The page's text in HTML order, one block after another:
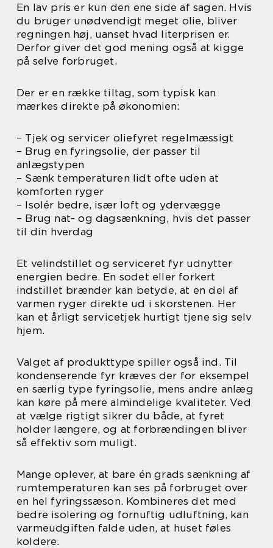
En lav pris er kun den ene side af sagen. Hvis
du bruger unødvendigt meget olie, bliver
regningen høj, uanset hvad literprisen er.
Derfor giver det god mening også at kigge
på selve forbruget.
Der er en række tiltag, som typisk kan
mærkes direkte på økonomien:
– Tjek og servicer oliefyret regelmæssigt
– Brug en fyringsolie, der passer til
anlægstypen
– Sænk temperaturen lidt ofte uden at
komforten ryger
– Isolér bedre, især loft og ydervægge
– Brug nat- og dagsænkning, hvis det passer
til din hverdag
Et velindstillet og serviceret fyr udnytter
energien bedre. En sodet eller forkert
indstillet brænder kan betyde, at en del af
varmen ryger direkte ud i skorstenen. Her
kan et årligt servicetjek hurtigt tjene sig selv
hjem.
Valget af produkttype spiller også ind. Til
kondenserende fyr kræves der for eksempel
en særlig type fyringsolie, mens andre anlæg
kan køre på mere almindelige kvaliteter. Ved
at vælge rigtigt sikrer du både, at fyret
holder længere, og at forbrændingen bliver
så effektiv som muligt.
Mange oplever, at bare én grads sænkning af
rumtemperaturen kan ses på forbruget over
en hel fyringssæson. Kombineres det med
bedre isolering og fornuftig udluftning, kan
varmeudgiften falde uden, at huset føles
koldere.